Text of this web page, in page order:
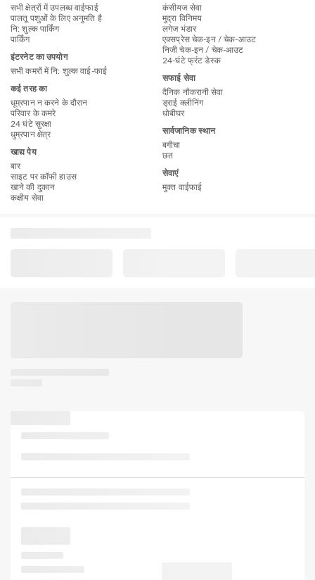
सभी क्षेत्रों में उपलब्ध वाईफाई
पालतू पशुओं के लिए अनुमति है
नि: शुल्क पार्किंग
पार्किंग
इंटरनेट का उपयोग
सभी कमरों में नि: शुल्‍क वाई-फाई
कई तरह का
धूम्रपान न करने के दौरान
परिवार के कमरे
24 घंटे सुरक्षा
धुम्रपान क्षेत्र
खाद्य पेय
बार
साइट पर कॉफी हाउस
खाने की दुकान
कक्षीय सेवा
कंसीयज सेवा
मुद्रा विनिमय
लगेज भंडार
एक्सप्रेस चेक-इन / चेक-आउट
निजी चेक-इन / चेक-आउट
24-घंटे फ्रंट डेस्क
सफाई सेवा
दैनिक नौकरानी सेवा
ड्राई क्लीनिंग
धोबीघर
सार्वजानिक स्थान
बगीचा
छत
सेवाएं
मुक्त वाईफाई